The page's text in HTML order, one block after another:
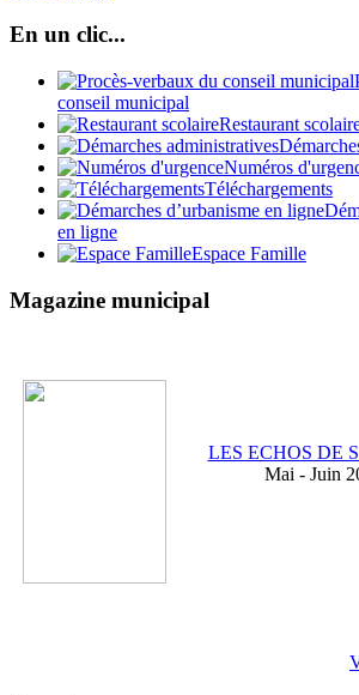
En un clic...
conseil municipal
Restaurant
Numéros
Téléchargements
en ligne
Espace Famille
Magazine municipal
LES ECHOS DE
Mai - Juin